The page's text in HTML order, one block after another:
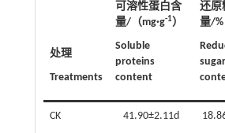
处理
Treatments
可溶性蛋白含
量/（mg·g-1）
Soluble
proteins
content
还原
量/%
sugar
CK 41.90±2.11d